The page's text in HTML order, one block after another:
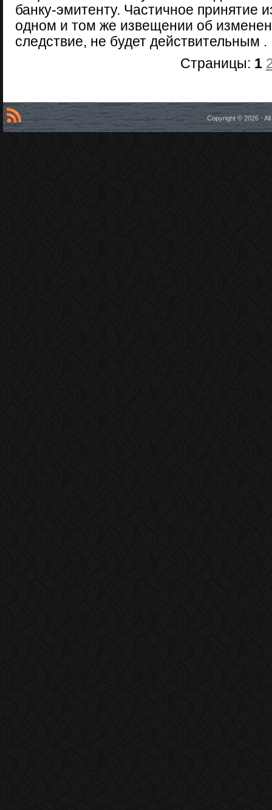
банку-эмитенту. Частичное принятие
одном и том же извещении об
следствие, не будет действительным .
Страницы: 1
Copyright © 2026 -